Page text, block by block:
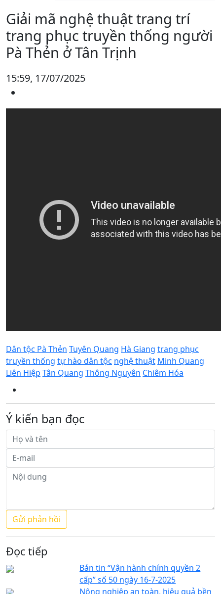
Giải mã nghệ thuật trang trí
trang phục truyền thống người
Pà Thẻn ở Tân Trịnh
15:59, 17/07/2025
Dân tộc Pà Thẻn Tuyên Quang Hà Giang trang phục
truyền thống tự hào dân tộc nghệ thuật Minh Quang
Liên Hiệp Tân Quang Thông Nguyên Chiêm Hóa
Ý kiến bạn đọc
Đọc tiếp
Bản tin “Vận hành chính quyền 2
cấp” số 50 ngày 16-7-2025
Nông nghiệp an toàn, hiệu quả bền